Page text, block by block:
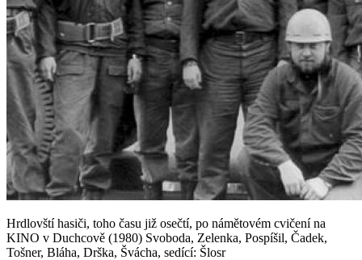
Hrdlovští hasiči, toho času již osečtí, po námětovém cvičení na
KINO v Duchcově (1980) Svoboda, Zelenka, Pospíšil, Čadek,
Tošner, Bláha, Drška, Švácha, sedící: Šlosr